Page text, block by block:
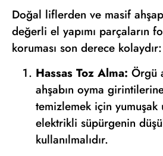
Doğal liflerden ve masif
değerli el yapımı parçaların
koruması son derece kolaydır:
Hassas Toz Alma: Örgü
ahşabın oyma
temizlemek için yumuşak
elektrikli süpürgenin
kullanılmalıdır.